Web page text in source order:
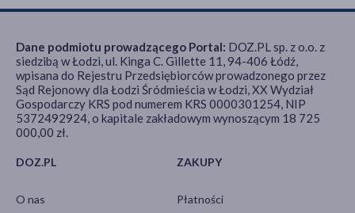
DOZ.PL
O nas
ZAKUPY
Płatności
Dane podmiotu prowadzącego Portal: DOZ.PL sp. z o.o. z
siedzibą w Łodzi, ul. Kinga C. Gillette 11, 94-406 Łódź,
wpisana do Rejestru Przedsiębiorców prowadzonego przez
Sąd Rejonowy dla Łodzi Śródmieścia w Łodzi, XX Wydział
Gospodarczy KRS pod numerem KRS 0000301254, NIP
5372492924, o kapitale zakładowym wynoszącym 18 725
000,00 zł.